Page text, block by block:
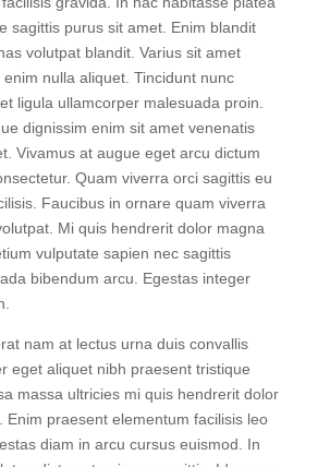
purus viverra accumsan. Aliquet
gravida. In hac habitasse platea
sagittis purus sit amet. Enim blandit
volutpat blandit. Varius sit amet
nulla aliquet. Tincidunt nunc
ligula ullamcorper malesuada proin.
dignissim enim sit amet venenatis
Vivamus at augue eget arcu dictum
Quam viverra orci sagittis eu
Faucibus in ornare quam viverra
Mi quis hendrerit dolor magna
vulputate sapien nec sagittis
bibendum arcu. Egestas integer
nam at lectus urna duis convallis
eget aliquet nibh praesent tristique
massa ultricies mi quis hendrerit dolor
praesent elementum facilisis leo